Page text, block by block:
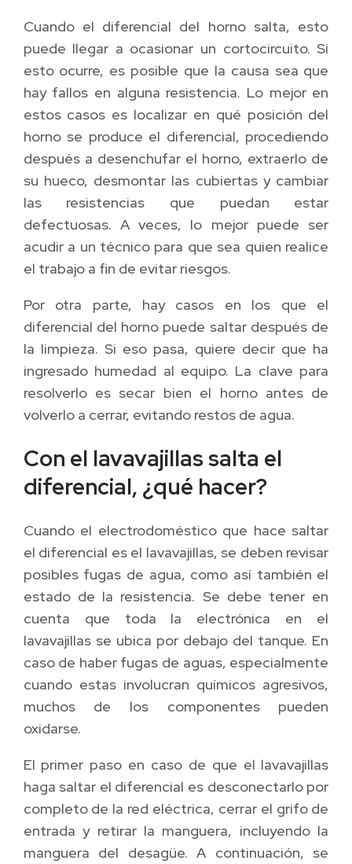
Cuando el diferencial del horno salta, esto
puede llegar a ocasionar un cortocircuito. Si
esto ocurre, es posible que la causa sea que
hay fallos en alguna resistencia. Lo mejor en
estos casos es localizar en qué posición del
horno se produce el diferencial, procediendo
después a desenchufar el horno, extraerlo de
su hueco, desmontar las cubiertas y cambiar
las resistencias que puedan estar
defectuosas. A veces, lo mejor puede ser
acudir a un técnico para que sea quien realice
el trabajo a fin de evitar riesgos.
Por otra parte, hay casos en los que el
diferencial del horno puede saltar después de
la limpieza. Si eso pasa, quiere decir que ha
ingresado humedad al equipo. La clave para
resolverlo es secar bien el horno antes de
volverlo a cerrar, evitando restos de agua.
Con el lavavajillas salta el
diferencial, ¿qué hacer?
Cuando el electrodoméstico que hace saltar
el diferencial es el lavavajillas, se deben revisar
posibles fugas de agua, como así también el
estado de la resistencia. Se debe tener en
cuenta que toda la electrónica en el
lavavajillas se ubica por debajo del tanque. En
caso de haber fugas de aguas, especialmente
cuando estas involucran químicos agresivos,
muchos de los componentes pueden
oxidarse.
El primer paso en caso de que el lavavajillas
haga saltar el diferencial es desconectarlo por
completo de la red eléctrica, cerrar el grifo de
entrada y retirar la manguera, incluyendo la
manguera del desagüe. A continuación, se